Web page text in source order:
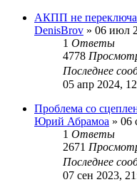
АКПП не
DenisBrov » 06 июл
1 Ответы
4778
Последнее
05 апр 2024,
Проблема со
Юрий Абрамоа » 06
1 Ответы
2671
Последнее
07 сен 2023,